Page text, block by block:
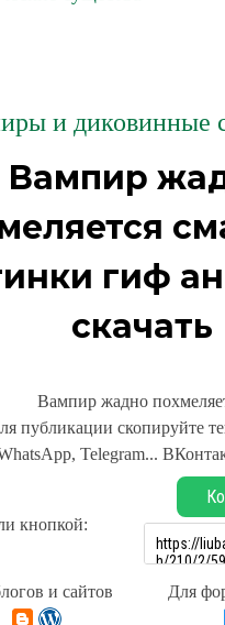
и диковинные
Вампир
гиф
скачать
Вампир жадно
публикации скопируйте
Telegram...
кнопкой:
и сайтов Для